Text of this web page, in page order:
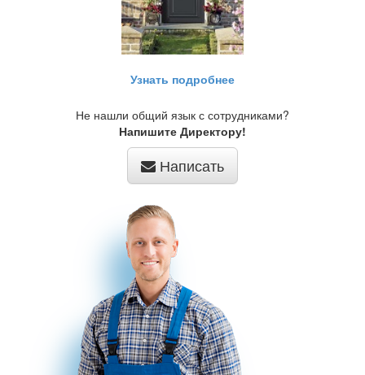
Узнать подробнее
Не нашли общий язык с сотрудниками?
Напишите Директору!
Написать